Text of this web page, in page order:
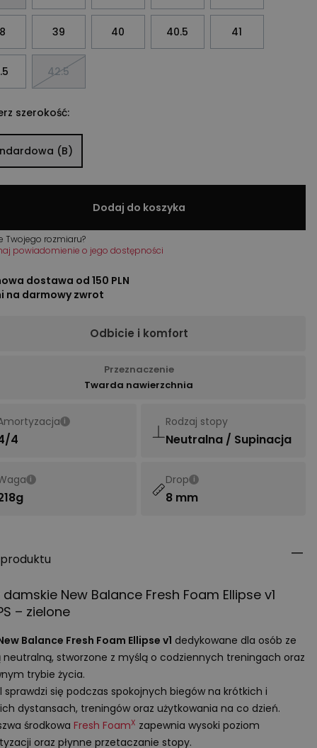
39 40 40.5 41
42.5
szerokość:
(B)
Dodaj do koszyka
Twojego rozmiaru?
powiadomienie o jego dostępności
dostawa od 150 PLN
na darmowy zwrot
Odbicie i komfort
Przeznaczenie
Twarda nawierzchnia
i
4
Rodzaj stopy
Neutralna / Supinacja
i Drop i
8 mm
damskie New Balance Fresh Foam Ellipse v1
– zielone
Balance Fresh Foam Ellipse v1 dedykowane dla osób ze
neutralną, stworzone z myślą o codziennych treningach oraz
trybie życia.
sprawdzi się podczas spokojnych biegów na krótkich i
dystansach, treningów oraz użytkowania na co dzień.
środkowa Fresh FoamX zapewnia wysoki poziom
oraz płynne przetaczanie stopy.